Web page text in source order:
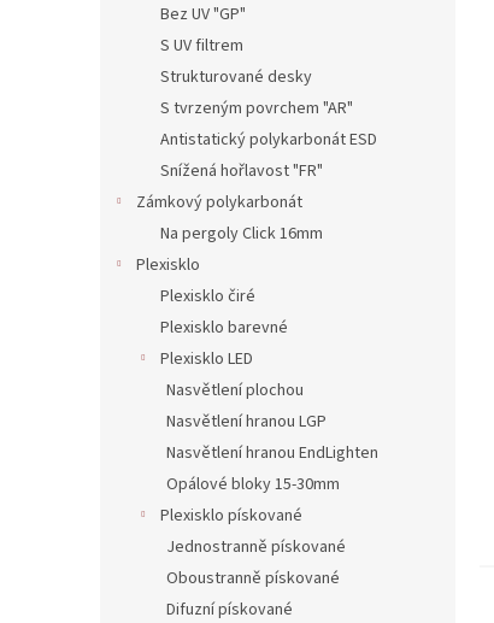
Bez UV "GP"
S UV filtrem
Strukturované desky
S tvrzeným povrchem "AR"
Antistatický polykarbonát ESD
Snížená hořlavost "FR"
Zámkový polykarbonát
Na pergoly Click 16mm
Plexisklo
Plexisklo čiré
Plexisklo barevné
Plexisklo LED
Nasvětlení plochou
Nasvětlení hranou LGP
Nasvětlení hranou EndLighten
Opálové bloky 15-30mm
Plexisklo pískované
Jednostranně pískované
Oboustranně pískované
Difuzní pískované